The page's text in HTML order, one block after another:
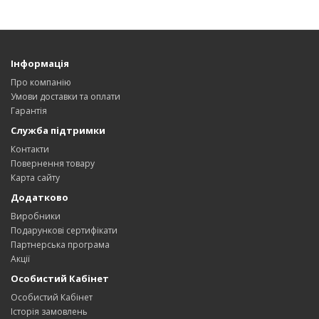
Інформація
Про компанію
Умови доставки та оплати
Гарантія
Служба підтримки
Контакти
Повернення товару
Карта сайту
Додатково
Виробники
Подарункові сертифікати
Партнерська програма
Акції
Особистий Кабінет
Особистий Кабінет
Історія замовлень